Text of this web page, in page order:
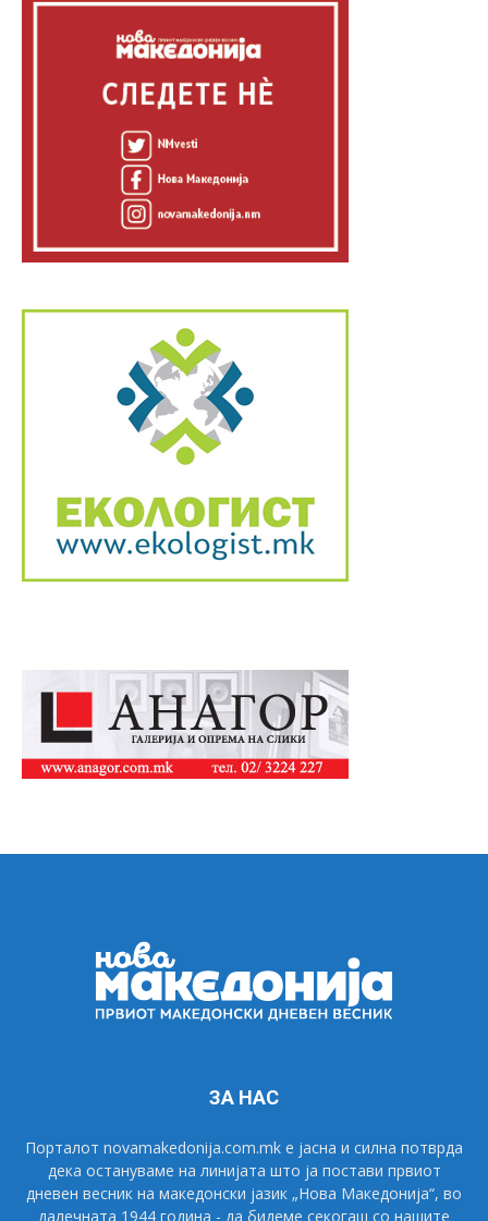
ЗА НАС
Порталот novamakedonija.com.mk е јасна и силна потврда
дека остануваме на линијата што ја постави првиот
дневен весник на македонски јазик „Нова Македонија“, во
далечната 1944 година - да бидеме секогаш со нашите